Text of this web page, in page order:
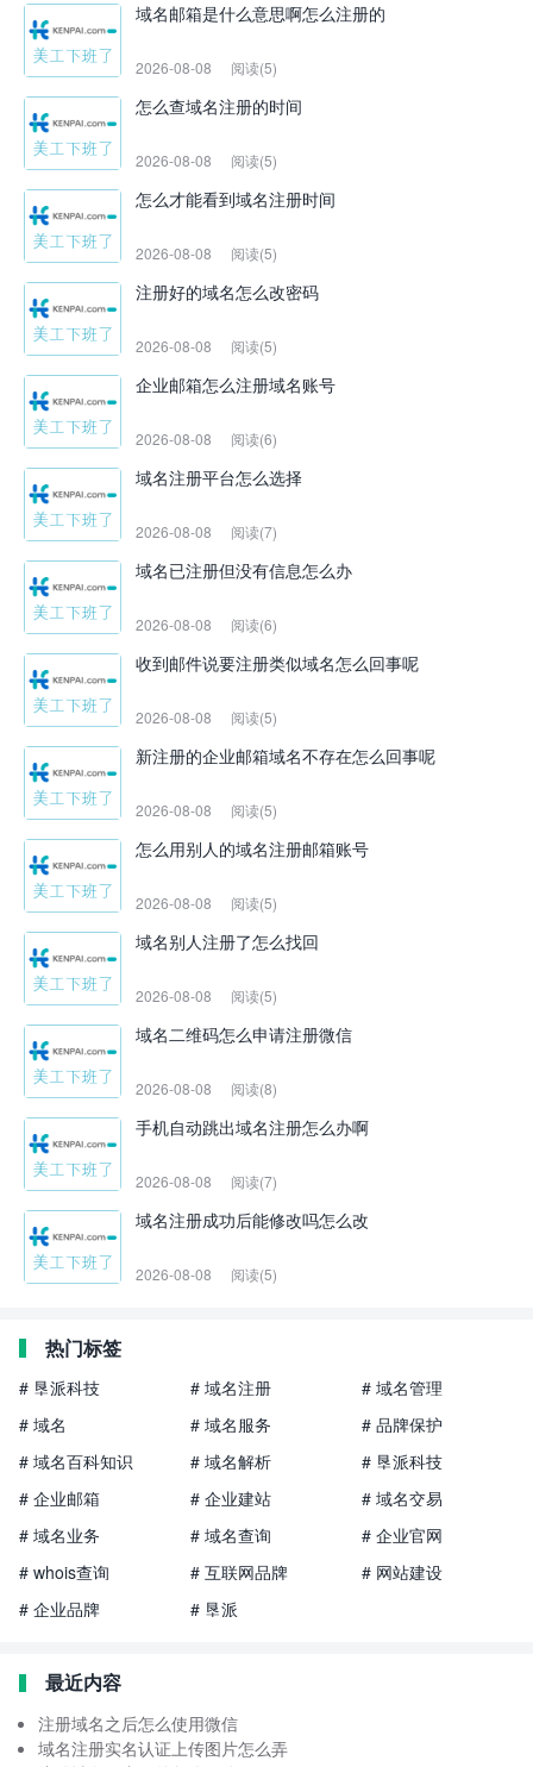
域名邮箱是什么意思啊怎么注册的
2026-08-08 阅读(5)
怎么查域名注册的时间
2026-08-08 阅读(5)
怎么才能看到域名注册时间
2026-08-08 阅读(5)
注册好的域名怎么改密码
2026-08-08 阅读(5)
企业邮箱怎么注册域名账号
2026-08-08 阅读(6)
域名注册平台怎么选择
2026-08-08 阅读(7)
域名已注册但没有信息怎么办
2026-08-08 阅读(6)
收到邮件说要注册类似域名怎么回事呢
2026-08-08 阅读(5)
新注册的企业邮箱域名不存在怎么回事呢
2026-08-08 阅读(5)
怎么用别人的域名注册邮箱账号
2026-08-08 阅读(5)
域名别人注册了怎么找回
2026-08-08 阅读(5)
域名二维码怎么申请注册微信
2026-08-08 阅读(8)
手机自动跳出域名注册怎么办啊
2026-08-08 阅读(7)
域名注册成功后能修改吗怎么改
2026-08-08 阅读(5)
热门标签
# 垦派科技 # 域名注册
# 域名管理
# 域名
# 域名服务
# 品牌保护
# 域名百科知识
# 域名解析
# 垦派科技
# 企业邮箱
# 企业建站
# 域名交易
# 域名业务
# 域名查询
# 企业官网
# whois查询
# 互联网品牌
# 网站建设
# 企业品牌
# 垦派
最近内容
注册域名之后怎么使用微信
域名注册实名认证上传图片怎么弄